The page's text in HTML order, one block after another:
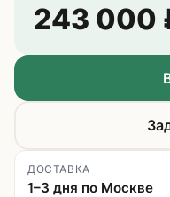
243 000
ДОСТАВКА
1–3 дня по Москве